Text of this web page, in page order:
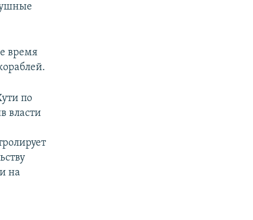
время
по
власти
на